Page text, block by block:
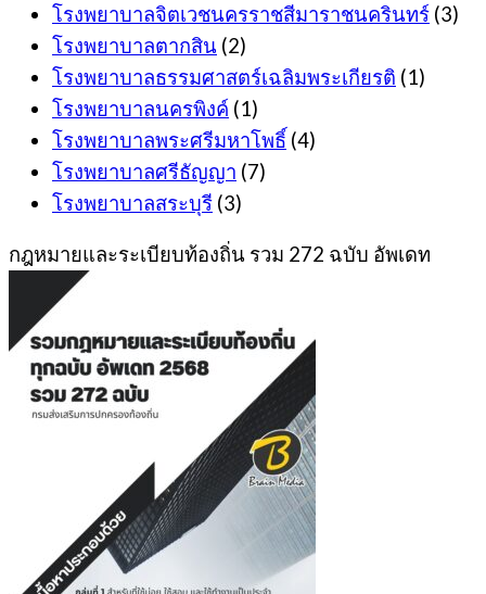
โรงพยาบาลจิตเวชนครราชสีมาราชนครินทร์ (3)
โรงพยาบาลตากสิน (2)
โรงพยาบาลธรรมศาสตร์เฉลิมพระเกียรติ (1)
โรงพยาบาลนครพิงค์ (1)
โรงพยาบาลพระศรีมหาโพธิ์ (4)
โรงพยาบาลศรีธัญญา (7)
โรงพยาบาลสระบุรี (3)
กฎหมายและระเบียบท้องถิ่น รวม 272 ฉบับ อัพเดท